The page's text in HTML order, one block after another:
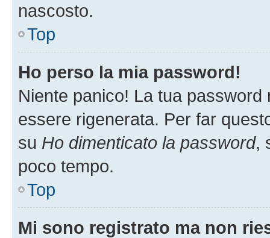
nascosto.
Top
Ho perso la mia password!
Niente panico! La tua
essere rigenerata. Per far
su Ho dimenticato la password,
poco tempo.
Top
Mi sono registrato ma non